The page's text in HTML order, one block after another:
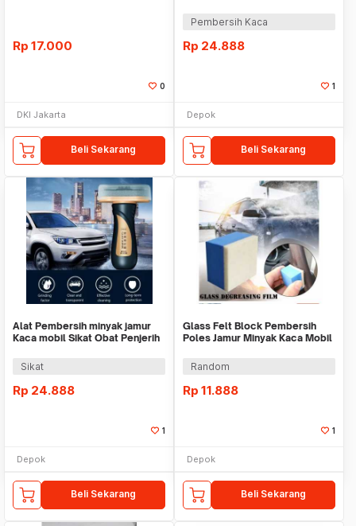
Rp 17.000
0
DKI Jakarta
Beli Sekarang
Pembersih Kaca
Rp 24.888
1
Depok
Beli Sekarang
Alat Pembersih minyak jamur
Kaca mobil Sikat Obat Penjerih
Sikat
Rp 24.888
1
Depok
Beli Sekarang
Glass Felt Block Pembersih
Poles Jamur Minyak Kaca Mobil
Random
Rp 11.888
1
Depok
Beli Sekarang